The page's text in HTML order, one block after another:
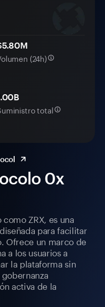
0x
ZRX, es una
para facilitar
Ofrece un marco de
a los usuarios a
la plataforma sin
activa de la
(24h)
total